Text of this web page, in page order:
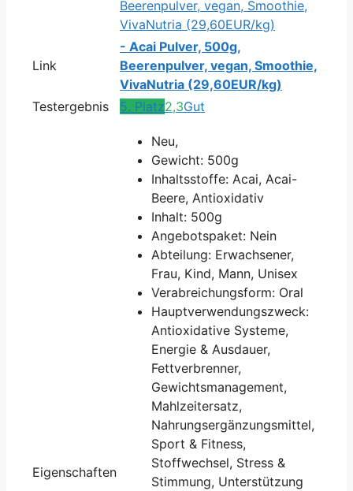
Link
- Acai Pulver, 500g,
Beerenpulver, vegan, Smoothie,
VivaNutria (29,60EUR/kg)
Testergebnis
5. Platz2,3Gut
Eigenschaften
Neu,
Gewicht: 500g
Inhaltsstoffe: Acai, Acai-
Beere, Antioxidativ
Inhalt: 500g
Angebotspaket: Nein
Abteilung: Erwachsener,
Frau, Kind, Mann, Unisex
Verabreichungsform: Oral
Hauptverwendungszweck:
Antioxidative Systeme,
Energie & Ausdauer,
Fettverbrenner,
Gewichtsmanagement,
Mahlzeitersatz,
Nahrungsergänzungsmittel,
Sport & Fitness,
Stoffwechsel, Stress &
Stimmung, Unterstützung